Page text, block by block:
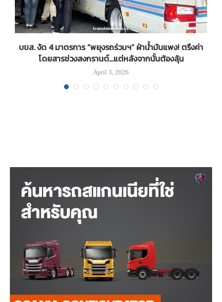
บขส. งัด 4 มาตรการ “พยุงรถร่วมฯ” ฝ่าน้ำมันแพง! ตรึงค่า
โดยสารช่วงสงกรานต์…แต่หลังจากนั้นต้องลุ้น
April 3, 2026